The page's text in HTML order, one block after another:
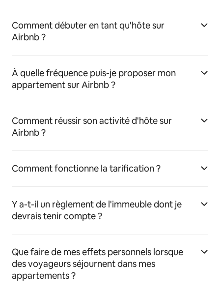
Comment débuter en tant qu'hôte sur
Airbnb ?
À quelle fréquence puis-je proposer mon
appartement sur Airbnb ?
Comment réussir son activité d'hôte sur
Airbnb ?
Comment fonctionne la tarification ?
Y a-t-il un règlement de l'immeuble dont je
devrais tenir compte ?
Que faire de mes effets personnels lorsque
des voyageurs séjournent dans mes
appartements ?